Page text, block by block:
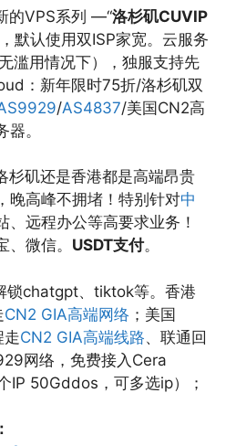
的VPS系列 —“洛杉矶CUVIP
默认使用双ISP家宽。云服务
滥用情况下），独服支持先
：新年限时75折/洛杉矶双
/AS4837/美国CN2高
。
杉矶还是香港都是高端昂贵
晚高峰不拥堵！特别针对中
、远程办公等高要求业务！
微信。 USDT支付。
锁chatgpt、tiktok等。香港
CN2 GIA高端网络 ；美国
走CN2 GIA高端线路、联通回
网络，免费接入Cera
IP 50Gddos，可多选ip）；